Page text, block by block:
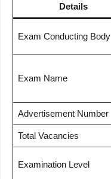
Details
Exam Conducting Body
Exam Name
Advertisement Number
Total Vacancies
Examination Level